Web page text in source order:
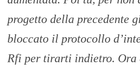
progetto della precedente
bloccato il protocollo
Rfi per tirarti indietro. Ora